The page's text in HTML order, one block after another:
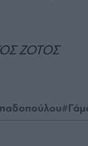
ΖΟΤΟΣ